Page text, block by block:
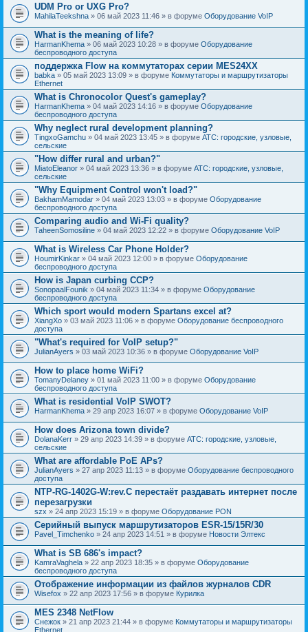
UDM Pro or UXG Pro?
MahilaTeekshna » 06 май 2023 11:46 » в форуме Оборудование VoIP
What is the meaning of life?
HarmanKhema » 06 май 2023 10:28 » в форуме Оборудование
беспроводного доступа
поддержка Flow на коммутаторах серии MES24XX
babka » 05 май 2023 13:09 » в форуме Коммутаторы и маршрутизаторы
Ethernet
What is Chronocolor Quest's gameplay?
HarmanKhema » 04 май 2023 14:16 » в форуме Оборудование
беспроводного доступа
Why neglect rural development planning?
TingxoGamchu » 04 май 2023 13:45 » в форуме АТС: городские, узловые,
сельские
"How differ rural and urban?"
MiatoEleanor » 04 май 2023 13:36 » в форуме АТС: городские, узловые,
сельские
"Why Equipment Control won't load?"
BakhamMamodar » 04 май 2023 13:03 » в форуме Оборудование
беспроводного доступа
Comparing audio and Wi-Fi quality?
TaheenSomosiline » 04 май 2023 12:22 » в форуме Оборудование VoIP
What is Wireless Car Phone Holder?
HoumirKinkar » 04 май 2023 12:00 » в форуме Оборудование
беспроводного доступа
How is Japan curbing CCP?
SonopaalFounik » 04 май 2023 11:34 » в форуме Оборудование
беспроводного доступа
Which sport would modern Spartans excel at?
XiangXo » 03 май 2023 11:06 » в форуме Оборудование беспроводного
доступа
"What's required for VoIP setup?"
JulianAyers » 03 май 2023 10:36 » в форуме Оборудование VoIP
How to place home WiFi?
TomanyDelaney » 01 май 2023 11:00 » в форуме Оборудование
беспроводного доступа
What is residential VoIP SWOT?
HarmanKhema » 29 апр 2023 16:07 » в форуме Оборудование VoIP
How does Arizona town divide?
DolanaKerr » 29 апр 2023 14:39 » в форуме АТС: городские, узловые,
сельские
What are affordable PoE APs?
JulianAyers » 27 апр 2023 11:13 » в форуме Оборудование беспроводного
доступа
NTP-RG-1402G-W:rev.C перестаёт раздавать интернет после
перезагрузки
szx » 24 апр 2023 15:19 » в форуме Оборудование PON
Серийный выпуск маршрутизаторов ESR-15/15R/30
Pavel_Timchenko » 24 апр 2023 14:51 » в форуме Новости Элтекс
What is SB 686's impact?
KamraVaghela » 22 апр 2023 18:35 » в форуме Оборудование
беспроводного доступа
Отображение информации из файлов журналов CDR
Wisefox » 22 апр 2023 17:56 » в форуме Курилка
MES 2348 NetFlow
Снежок » 21 апр 2023 21:44 » в форуме Коммутаторы и маршрутизаторы
Ethernet